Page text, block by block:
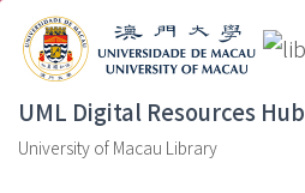
UML Digital Resources Hub
University of Macau Library